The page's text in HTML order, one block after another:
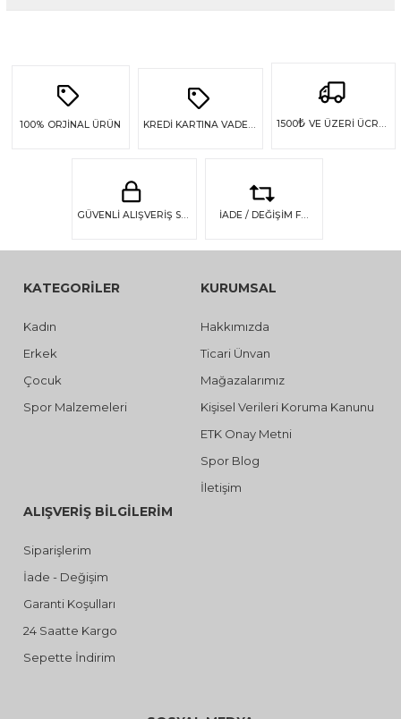
100% ORJİNAL ÜRÜN 1500₺ VE ÜZERİ ÜCRETSİZ KARGO
GÜVENLİ ALIŞVERİŞ SSL GÜVENLİĞİ İADE / DEĞİŞİM FIRSATI
KATEGORİLER
Kadın
Erkek
Çocuk
Spor Malzemeleri
KURUMSAL
Hakkımızda
Ticari Ünvan
Mağazalarımız
Kişisel Verileri Koruma Kanunu
ETK Onay Metni
Spor Blog
İletişim
ALIŞVERİŞ BİLGİLERİM
Siparişlerim
İade - Değişim
Garanti Koşulları
24 Saatte Kargo
Sepette İndirim